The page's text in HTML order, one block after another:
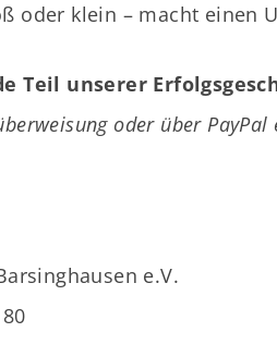
oder klein – macht einen
Teil unserer
oder über
e.V.